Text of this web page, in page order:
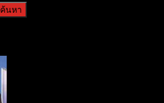
ค้นหา